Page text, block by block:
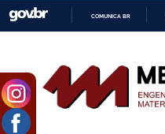
COMUNICA BR